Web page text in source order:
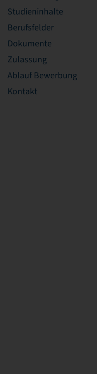
Studieninhalte
Berufsfelder
Dokumente
Zulassung
Ablauf Bewerbung
Kontakt